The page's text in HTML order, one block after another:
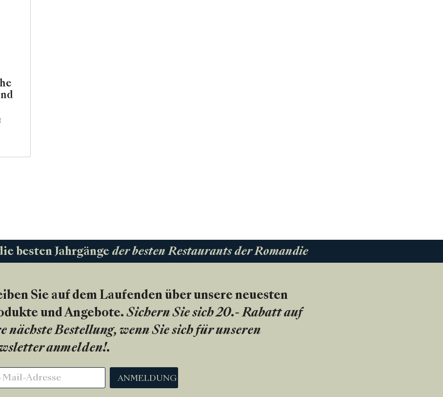
besten Jahrgänge der besten Restaurants der Romandie
Sie auf dem Laufenden über unsere neuesten
und Angebote. Sichern Sie sich 20.- Rabatt auf
nächste Bestellung, wenn Sie sich für unseren
anmelden!.
ANMELDUNG